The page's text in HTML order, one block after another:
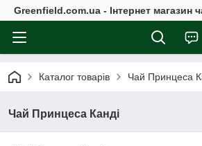
Greenfield.com.ua - Інтернет магазин
Каталог товарів Чай Принцеса
Чай Принцеса Канді